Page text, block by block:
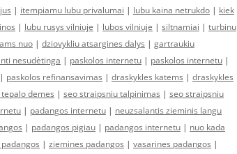
| itempiamu lubu privalumai | lubu kaina netrukdo | kiek
| lubu rusys vilniuje | lubos vilniuje | siltnamiai | turbinu
nuo | dziovykliu atsargines dalys | gartraukiu
nesudėtinga | paskolos internetu | paskolos internetu |
| paskolos refinansavimas | draskykles katems | draskykles
demes | seo straipsniu talpinimas | seo straipsniu
| padangos internetu | neuzsalantis zieminis langu
| padangos pigiau | padangos internetu | nuo kada
| ziemines padangos | vasarines padangos |